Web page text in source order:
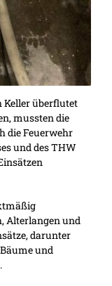
Keller überflutet
mussten die
die Feuerwehr
und des THW
Alterlangen und
darunter
und